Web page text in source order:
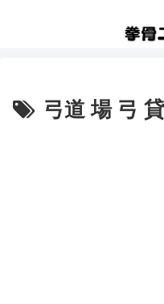
弓道 場 弓